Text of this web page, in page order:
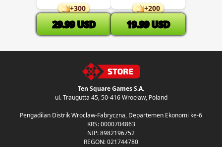
+300
29.99 USD
+200
19.99 USD
Ten Square Games S.A.
ul. Traugutta 45,50-416 Wrocław, Poland
Pengadilan Distrik Wrocław-Fabryczna, Departemen Ekonomi ke-6
KRS: 0000704863
NIP: 8982196752
REGON: 021744780